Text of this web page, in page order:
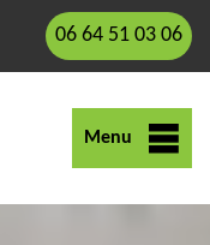
06 64 51 03 06
Menu